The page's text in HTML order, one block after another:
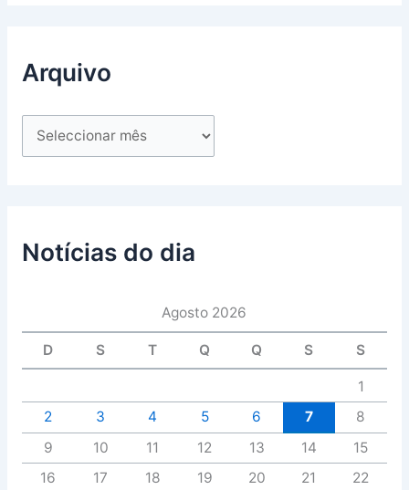
Arquivo
Notícias do dia
Agosto 2026
D S T Q Q S S
1
2
3 4 5 6 7
8
9
10 11 12 13 14
15
16
17 18 19 20 21
22